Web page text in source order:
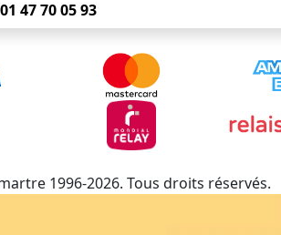
01 47 70 05 93
1996-2026. Tous droits réservés.